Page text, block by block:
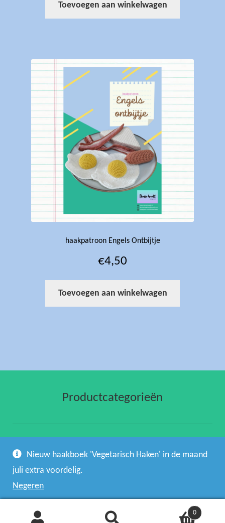
Nieuw haakboek 'Vegetarisch Haken' in de maand
juli extra voordelig.
Negeren
Toevoegen aan winkelwagen
haakpatroon Engels Ontbijtje
€4,50
Toevoegen aan winkelwagen
Productcategorieën
haakpatronen en haakboeken
0